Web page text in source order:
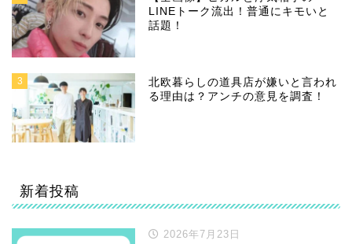
LINEトーク流出！普通にキモいと
話題！
3
北欧暮らしの道具店が嫌いと言われ
る理由は？アンチの意見を調査！
新着投稿
2026年7月23日